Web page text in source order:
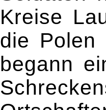
Kreise
die Polen
begann